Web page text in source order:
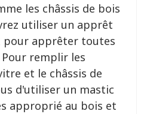
les châssis de bois
utiliser un apprêt
pour apprêter toutes
Pour remplir les
et le châssis de
d'utiliser un mastic
approprié au bois et